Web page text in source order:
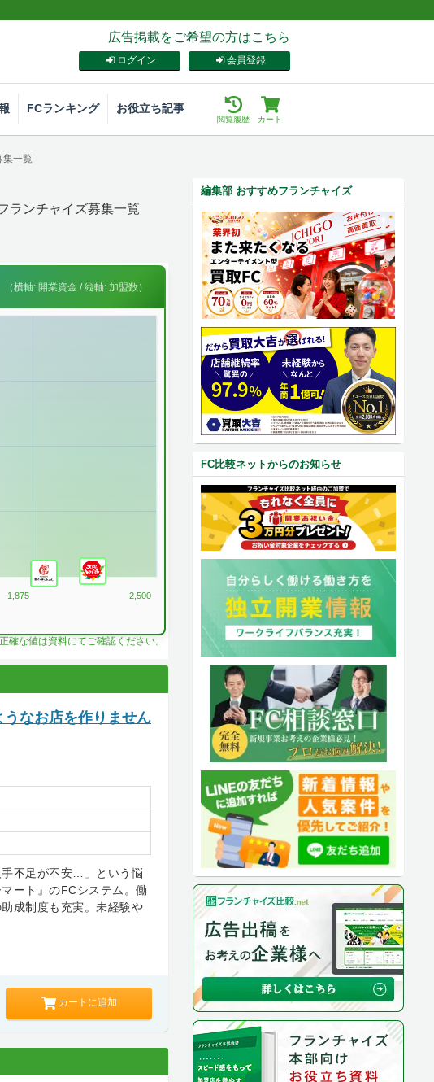
広告掲載をご希望の方はこちら
会員登録
ログイン
FCランキング お役立ち記事
カート
閲覧履歴
集一覧
ランチャイズ募集一覧
（横軸: 開業資金 / 縦軸: 加盟数）
1,875 2,500
確な値は資料にてご確認ください。
なお店を作りません
手不足が不安…」という悩
ート』のFCシステム。働
成制度も充実。未経験や
カートに追加
編集部 おすすめフランチャイズ
FC比較ネットからのお知らせ